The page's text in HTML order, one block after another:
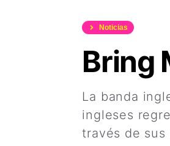
Noticias
Bring
La banda
ingleses
través de sus